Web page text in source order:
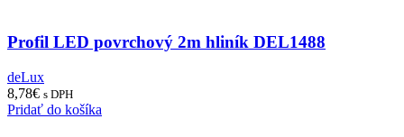
Profil LED povrchový 2m hliník DEL1488
deLux
8,78€ s DPH
Pridať do košíka